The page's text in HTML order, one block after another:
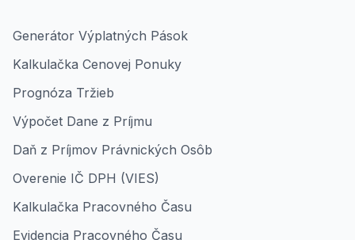
Generátor Výplatných Pások
Kalkulačka Cenovej Ponuky
Prognóza Tržieb
Výpočet Dane z Príjmu
Daň z Príjmov Právnických Osôb
Overenie IČ DPH (VIES)
Kalkulačka Pracovného Času
Evidencia Pracovného Času